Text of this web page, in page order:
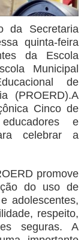
da Secretaria
quinta-feira
da Escola
Municipal
de
(PROERD).A
Cinco de
e
celebrar a
promove
do uso de
adolescentes,
respeito,
seguras. A